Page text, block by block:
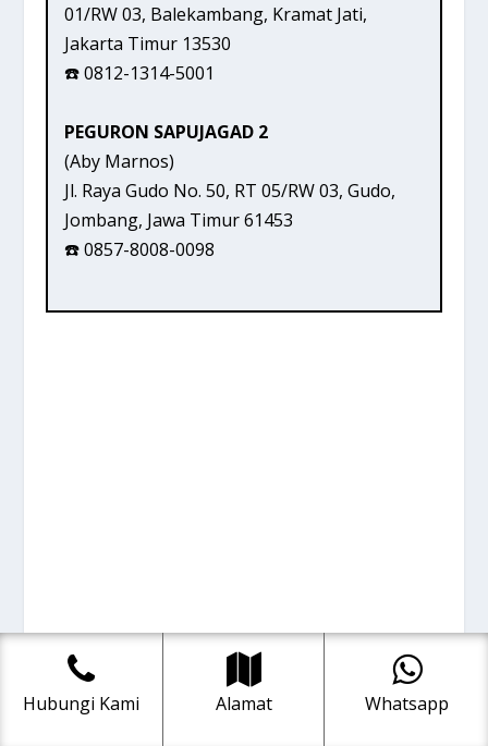
01/RW 03, Balekambang, Kramat Jati,
Jakarta Timur 13530
☎️ 0812-1314-5001
PEGURON SAPUJAGAD 2
(Aby Marnos)
Jl. Raya Gudo No. 50, RT 05/RW 03, Gudo,
Jombang, Jawa Timur 61453
☎️ 0857-8008-0098
Hubungi Kami Alamat Whatsapp